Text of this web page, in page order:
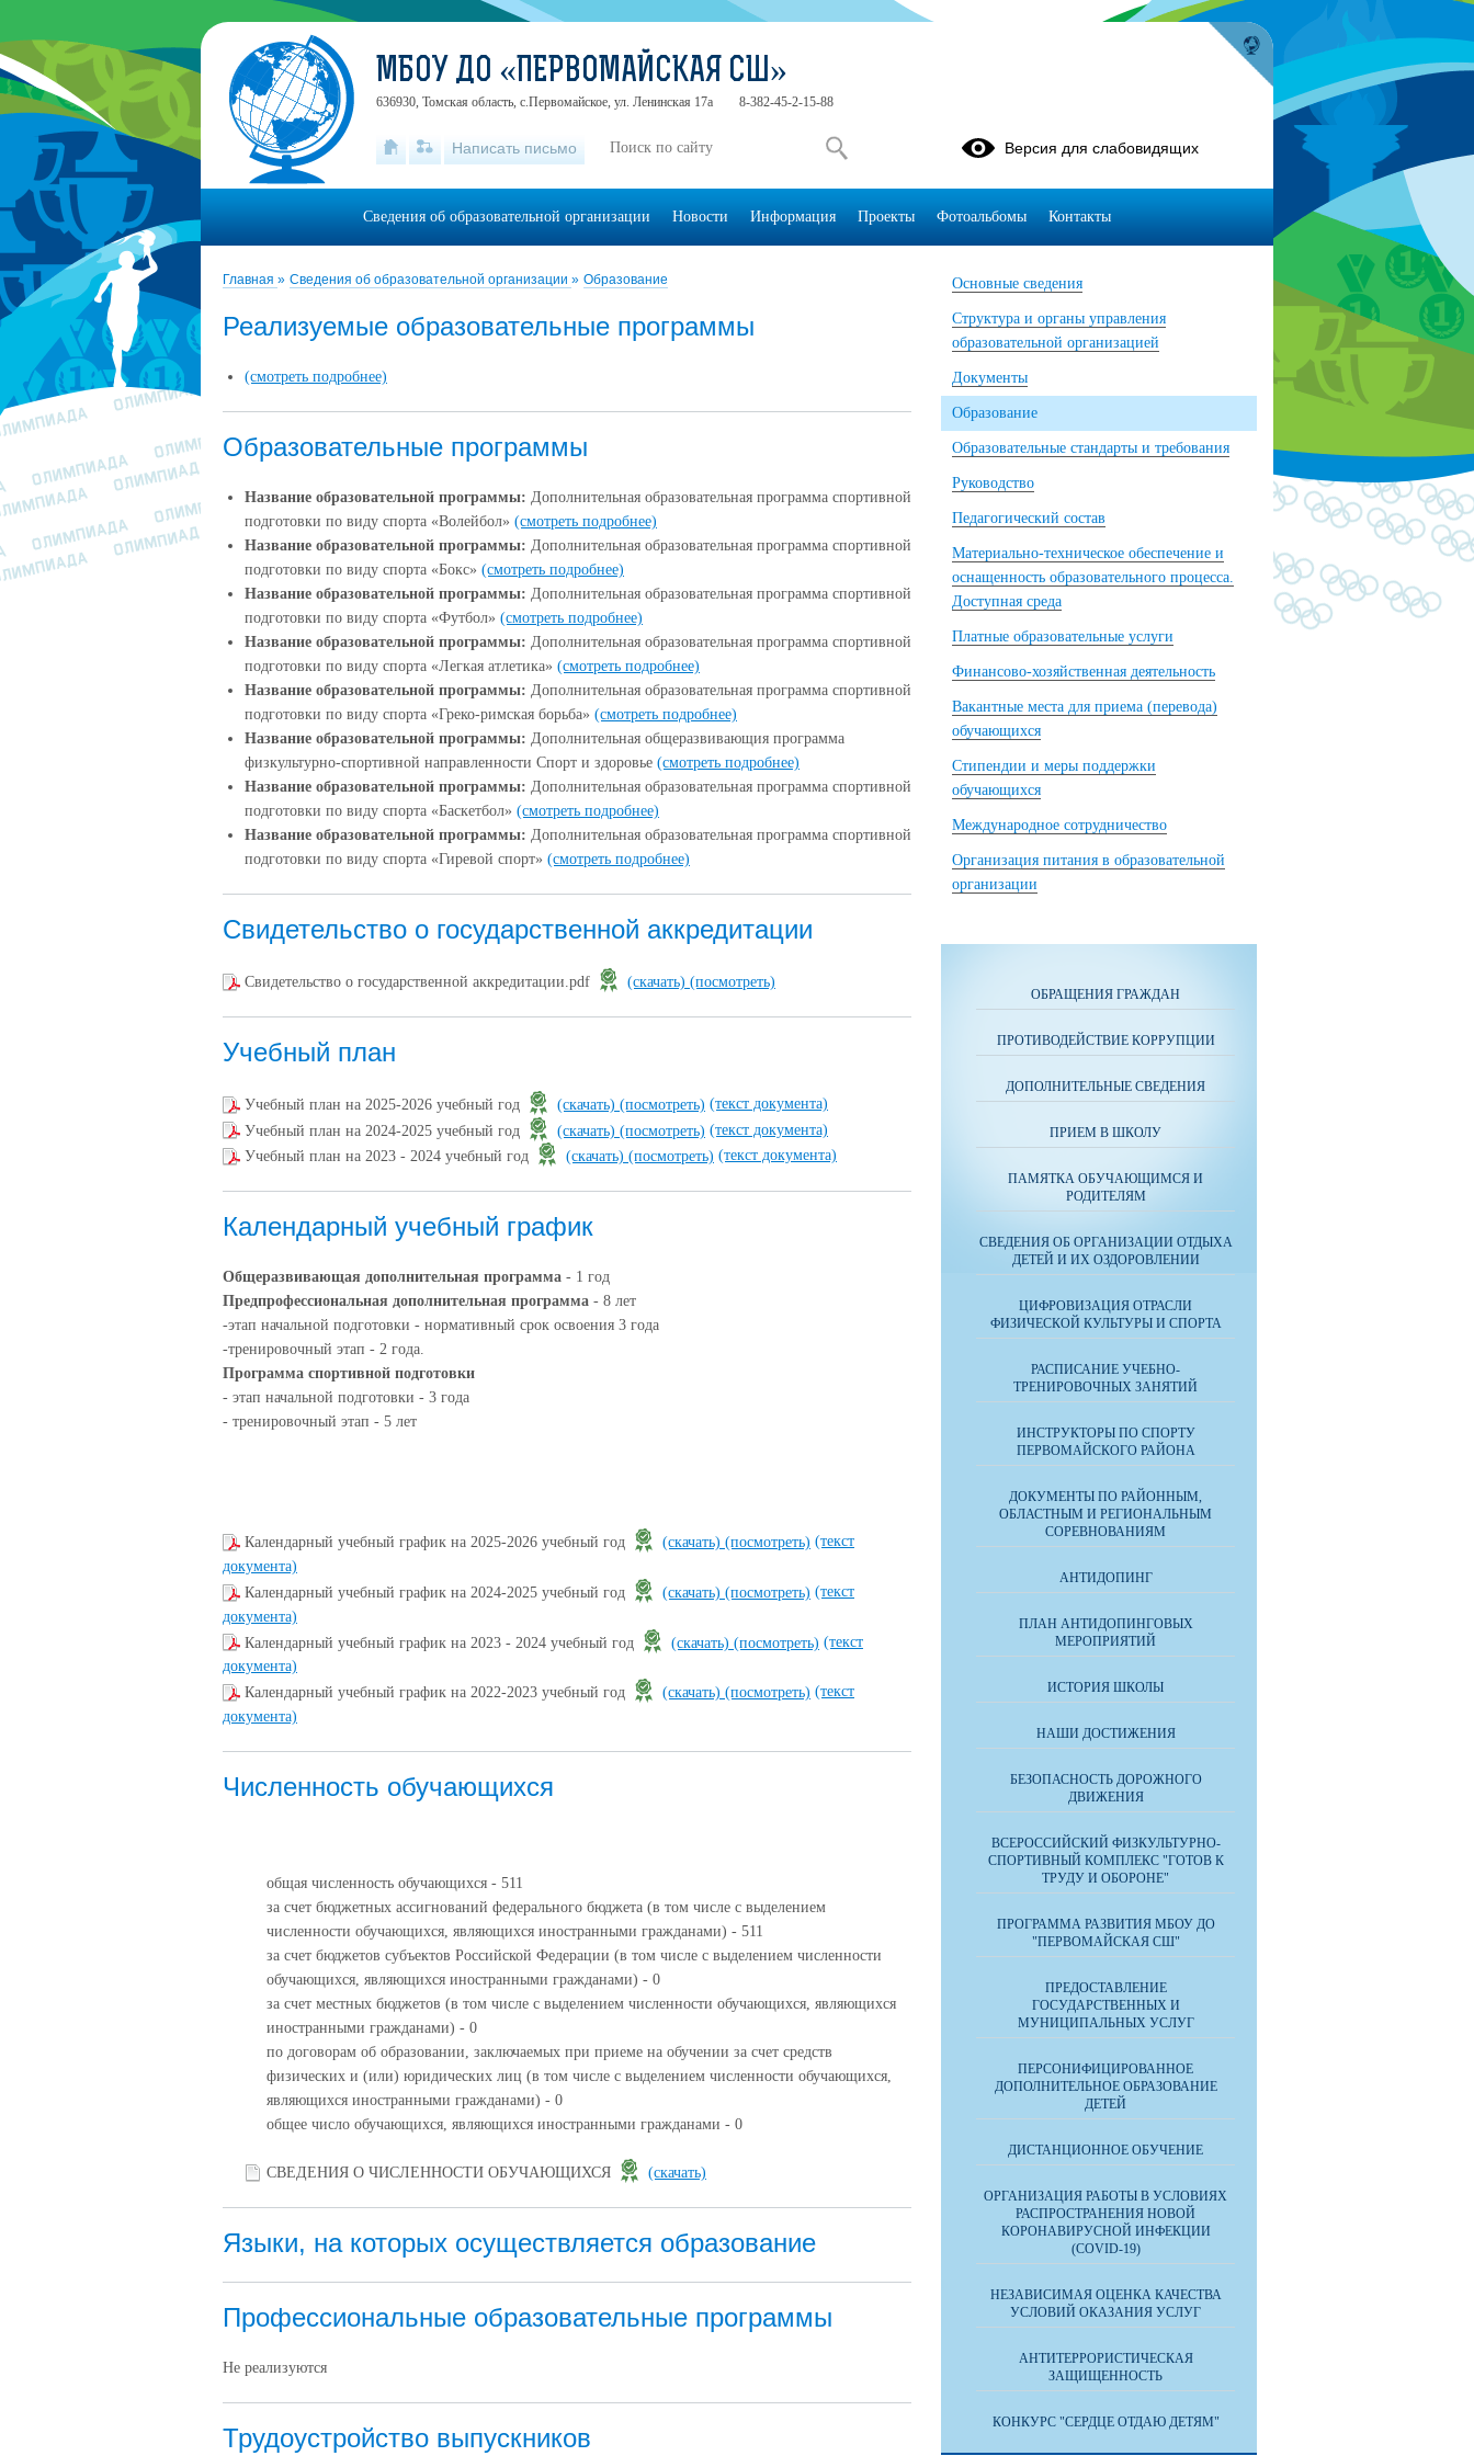
Главная » Сведения об образовательной организации » Образование
Реализуемые образовательные программы
(смотреть подробнее)
Образовательные программы
Название образовательной программы: Дополнительная образовательная программа спортивной
подготовки по виду спорта «Волейбол» (смотреть подробнее)
Название образовательной программы: Дополнительная образовательная программа спортивной
подготовки по виду спорта «Бокс» (смотреть подробнее)
Название образовательной программы: Дополнительная образовательная программа спортивной
подготовки по виду спорта «Футбол» (смотреть подробнее)
Название образовательной программы: Дополнительная образовательная программа спортивной
подготовки по виду спорта «Легкая атлетика» (смотреть подробнее)
Название образовательной программы: Дополнительная образовательная программа спортивной
подготовки по виду спорта «Греко-римская борьба» (смотреть подробнее)
Название образовательной программы: Дополнительная общеразвивающия программа
физкультурно-спортивной направленности Спорт и здоровье (смотреть подробнее)
Название образовательной программы: Дополнительная образовательная программа спортивной
подготовки по виду спорта «Баскетбол» (смотреть подробнее)
Название образовательной программы: Дополнительная образовательная программа спортивной
подготовки по виду спорта «Гиревой спорт» (смотреть подробнее)
Свидетельство о государственной аккредитации
Свидетельство о государственной аккредитации.pdf (скачать) (посмотреть)
Учебный план
Учебный план на 2025-2026 учебный год (скачать) (посмотреть) (текст документа)
Учебный план на 2024-2025 учебный год
(скачать) (посмотреть) (текст документа)
Учебный план на 2023 - 2024 учебный год
(скачать) (посмотреть) (текст документа)
Календарный учебный график
Общеразвивающая дополнительная программа - 1 год
Предпрофессиональная дополнительная программа - 8 лет
-этап начальной подготовки - нормативный срок освоения 3 года
-тренировочный этап - 2 года.
Программа спортивной подготовки
- этап начальной подготовки - 3 года
- тренировочный этап - 5 лет
Календарный учебный график на 2025-2026 учебный год (скачать) (посмотреть) (текст
документа)
Календарный учебный график на 2024-2025 учебный год
(скачать) (посмотреть) (текст
документа)
Календарный учебный график на 2023 - 2024 учебный год
(скачать) (посмотреть) (текст
документа)
Календарный учебный график на 2022-2023 учебный год
(скачать) (посмотреть) (текст
документа)
Численность обучающихся
общая численность обучающихся - 511
за счет бюджетных ассигнований федерального бюджета (в том числе с выделением
численности обучающихся, являющихся иностранными гражданами) - 511
за счет бюджетов субъектов Российской Федерации (в том числе с выделением численности
обучающихся, являющихся иностранными гражданами) - 0
за счет местных бюджетов (в том числе с выделением численности обучающихся, являющихся
иностранными гражданами) - 0
по договорам об образовании, заключаемых при приеме на обучении за счет средств
физических и (или) юридических лиц (в том числе с выделением численности обучающихся,
являющихся иностранными гражданами) - 0
общее число обучающихся, являющихся иностранными гражданами - 0
СВЕДЕНИЯ О ЧИСЛЕННОСТИ ОБУЧАЮЩИХСЯ (скачать)
Языки, на которых осуществляется образование
Профессиональные образовательные программы
Не реализуются
Трудоустройство выпускников
Основные сведения
Структура и органы управления
образовательной организацией
Документы
Образование
Образовательные стандарты и требования
Руководство
Педагогический состав
Материально-техническое обеспечение и
оснащенность образовательного процесса.
Доступная среда
Платные образовательные услуги
Финансово-хозяйственная деятельность
Вакантные места для приема (перевода)
обучающихся
Стипендии и меры поддержки
обучающихся
Международное сотрудничество
Организация питания в образовательной
организации
ОБРАЩЕНИЯ ГРАЖДАН
ПРОТИВОДЕЙСТВИЕ КОРРУПЦИИ
ДОПОЛНИТЕЛЬНЫЕ СВЕДЕНИЯ
ПРИЕМ В ШКОЛУ
ПАМЯТКА ОБУЧАЮЩИМСЯ И
РОДИТЕЛЯМ
СВЕДЕНИЯ ОБ ОРГАНИЗАЦИИ ОТДЫХА
ДЕТЕЙ И ИХ ОЗДОРОВЛЕНИИ
ЦИФРОВИЗАЦИЯ ОТРАСЛИ
ФИЗИЧЕСКОЙ КУЛЬТУРЫ И СПОРТА
РАСПИСАНИЕ УЧЕБНО-
ТРЕНИРОВОЧНЫХ ЗАНЯТИЙ
ИНСТРУКТОРЫ ПО СПОРТУ
ПЕРВОМАЙСКОГО РАЙОНА
ДОКУМЕНТЫ ПО РАЙОННЫМ,
ОБЛАСТНЫМ И РЕГИОНАЛЬНЫМ
СОРЕВНОВАНИЯМ
АНТИДОПИНГ
ПЛАН АНТИДОПИНГОВЫХ
МЕРОПРИЯТИЙ
ИСТОРИЯ ШКОЛЫ
НАШИ ДОСТИЖЕНИЯ
БЕЗОПАСНОСТЬ ДОРОЖНОГО
ДВИЖЕНИЯ
ВСЕРОССИЙСКИЙ ФИЗКУЛЬТУРНО-
СПОРТИВНЫЙ КОМПЛЕКС "ГОТОВ К
ТРУДУ И ОБОРОНЕ"
ПРОГРАММА РАЗВИТИЯ МБОУ ДО
"ПЕРВОМАЙСКАЯ СШ"
ПРЕДОСТАВЛЕНИЕ
ГОСУДАРСТВЕННЫХ И
МУНИЦИПАЛЬНЫХ УСЛУГ
ПЕРСОНИФИЦИРОВАННОЕ
ДОПОЛНИТЕЛЬНОЕ ОБРАЗОВАНИЕ
ДЕТЕЙ
ДИСТАНЦИОННОЕ ОБУЧЕНИЕ
ОРГАНИЗАЦИЯ РАБОТЫ В УСЛОВИЯХ
РАСПРОСТРАНЕНИЯ НОВОЙ
КОРОНАВИРУСНОЙ ИНФЕКЦИИ
(COVID-19)
НЕЗАВИСИМАЯ ОЦЕНКА КАЧЕСТВА
УСЛОВИЙ ОКАЗАНИЯ УСЛУГ
АНТИТЕРРОРИСТИЧЕСКАЯ
ЗАЩИЩЕННОСТЬ
КОНКУРС "СЕРДЦЕ ОТДАЮ ДЕТЯМ"
МБОУ ДО «ПЕРВОМАЙСКАЯ СШ»
636930, Томская область, с.Первомайское, ул. Ленинская 17а 8-382-45-2-15-88
Написать письмо Версия для слабовидящих
Сведения об образовательной организации Новости Информация Проекты Фотоальбомы Контакты